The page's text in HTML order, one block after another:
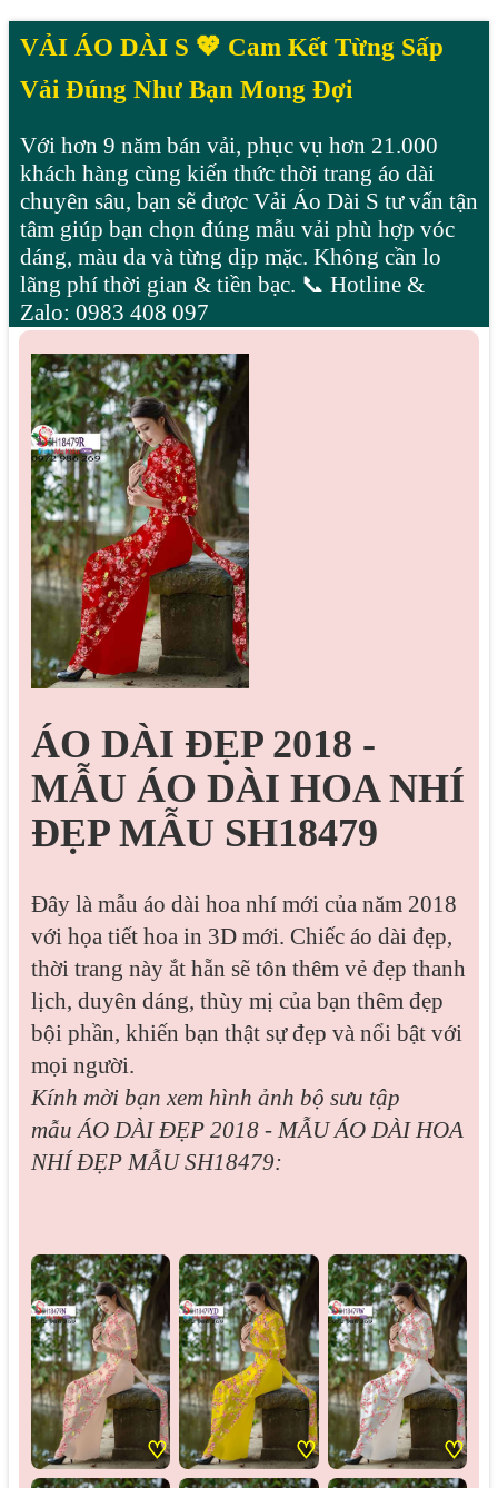
VẢI ÁO DÀI S 💖 Cam Kết Từng Sấp
Vải Đúng Như Bạn Mong Đợi
Với hơn 9 năm bán vải, phục vụ hơn 21.000
khách hàng cùng kiến thức thời trang áo dài
chuyên sâu, bạn sẽ được Vải Áo Dài S tư vấn tận
tâm giúp bạn chọn đúng mẫu vải phù hợp vóc
dáng, màu da và từng dịp mặc. Không cần lo
lãng phí thời gian & tiền bạc. 📞 Hotline &
Zalo: 0983 408 097
ÁO DÀI ĐẸP 2018 -
MẪU ÁO DÀI HOA NHÍ
ĐẸP MẪU SH18479
Đây là mẫu áo dài hoa nhí mới của năm 2018
với họa tiết hoa in 3D mới. Chiếc áo dài đẹp,
thời trang này ắt hẵn sẽ tôn thêm vẻ đẹp thanh
lịch, duyên dáng, thùy mị của bạn thêm đẹp
bội phần, khiến bạn thật sự đẹp và nổi bật với
mọi người.
Kính mời bạn xem hình ảnh bộ sưu tập
mẫuÁO DÀI ĐẸP 2018 - MẪU ÁO DÀI HOA
NHÍ ĐẸP MẪU SH18479:
♡ ♡ ♡